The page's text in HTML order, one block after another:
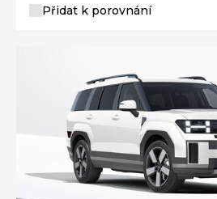
Přidat k porovnání